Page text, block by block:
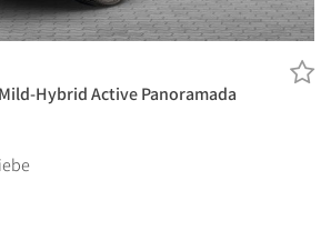
Hybrid Active Panoramada